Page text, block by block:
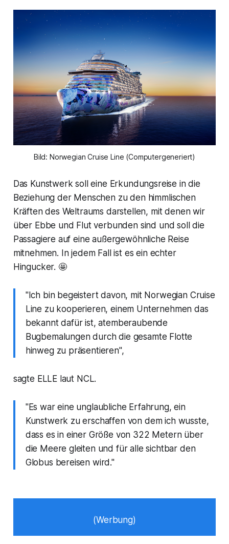
Bild: Norwegian Cruise Line (Computergeneriert)
Das Kunstwerk soll eine Erkundungsreise in die
Beziehung der Menschen zu den himmlischen
Kräften des Weltraums darstellen, mit denen wir
über Ebbe und Flut verbunden sind und soll die
Passagiere auf eine außergewöhnliche Reise
mitnehmen. In jedem Fall ist es ein echter
Hingucker. 🤩
"Ich bin begeistert davon, mit Norwegian Cruise
Line zu kooperieren, einem Unternehmen das
bekannt dafür ist, atemberaubende
Bugbemalungen durch die gesamte Flotte
hinweg zu präsentieren",
sagte ELLE laut NCL.
"Es war eine unglaubliche Erfahrung, ein
Kunstwerk zu erschaffen von dem ich wusste,
dass es in einer Größe von 322 Metern über
die Meere gleiten und für alle sichtbar den
Globus bereisen wird."
(Werbung)